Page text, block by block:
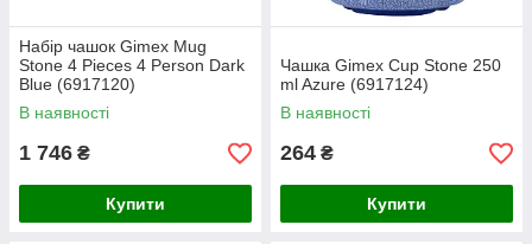
Набір чашок Gimex Mug
Stone 4 Pieces 4 Person Dark
Blue (6917120)
В наявності
1 746 ₴
Купити
Чашка Gimex Cup Stone 250
ml Azure (6917124)
В наявності
264 ₴
Купити